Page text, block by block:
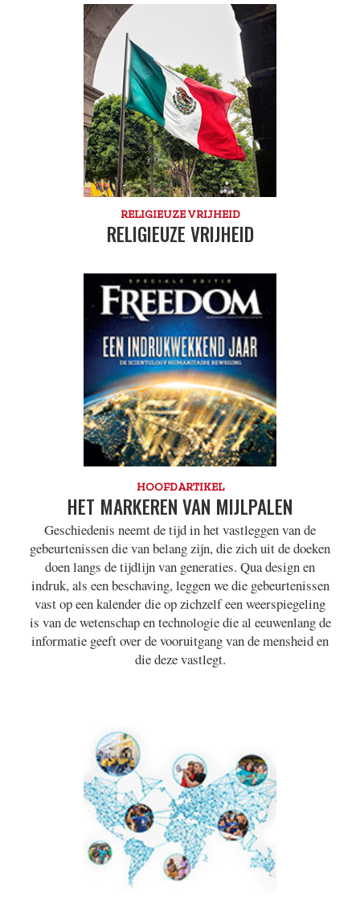
RELIGIEUZE VRIJHEID
RELIGIEUZE VRIJHEID
HOOFDARTIKEL
HET MARKEREN VAN MIJLPALEN
Geschiedenis neemt de tijd in het vastleggen van de
gebeurtenissen die van belang zijn, die zich uit de doeken
doen langs de tijdlijn van generaties. Qua design en
indruk, als een beschaving, leggen we die gebeurtenissen
vast op een kalender die op zichzelf een weerspiegeling
is van de wetenschap en technologie die al eeuwenlang de
informatie geeft over de vooruitgang van de mensheid en
die deze vastlegt.